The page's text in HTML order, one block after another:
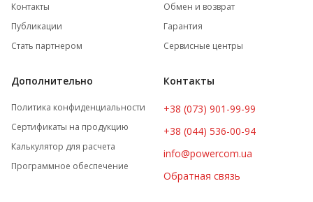
Контакты
Публикации
Стать партнером
Обмен и возврат
Гарантия
Сервисные центры
Дополнительно
Политика конфиденциальности
Сертификаты на продукцию
Калькулятор для расчета
Программное обеспечение
Контакты
+38 (073) 901-99-99
+38 (044) 536-00-94
info@powercom.ua
Обратная связь